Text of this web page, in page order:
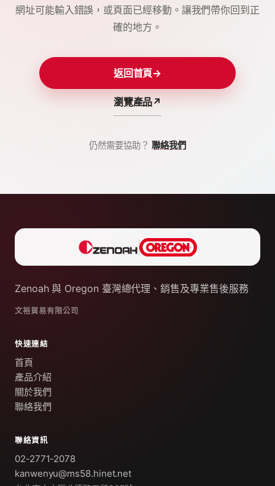
網址可能輸入錯誤，或頁面已經移動。讓我們帶你回到正
確的地方。
返回首頁→
瀏覽產品↗
仍然需要協助？ 聯絡我們
Zenoah 與 Oregon 臺灣總代理、銷售及專業售後服務
文裕貿易有限公司
快速連結
首頁
產品介紹
關於我們
聯絡我們
聯絡資訊
02-2771-2078
kanwenyu@ms58.hinet.net